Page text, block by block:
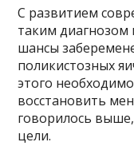
С развитием
таким диагнозом
шансы
поликистозных
этого
восстановить
говорилось
цели.